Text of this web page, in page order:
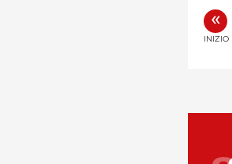
«
INIZIO